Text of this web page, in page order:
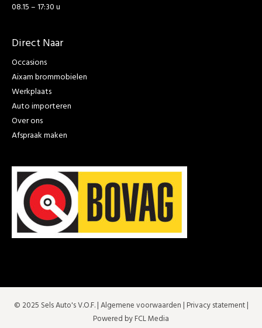
08.15 – 17:30 u
Direct Naar
Occasions
Aixam brommobielen
Werkplaats
Auto importeren
Over ons
Afspraak maken
© 2025 Sels Auto's V.O.F. |Algemene voorwaarden | Privacy statement|
Powered by FCL Media